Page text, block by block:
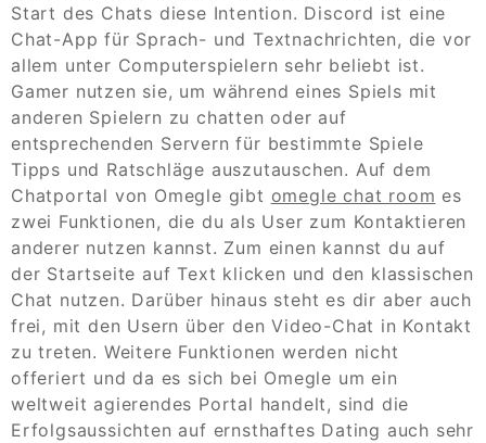
Start des Chats diese Intention. Discord ist eine
Chat-App für Sprach- und Textnachrichten, die vor
allem unter Computerspielern sehr beliebt ist.
Gamer nutzen sie, um während eines Spiels mit
anderen Spielern zu chatten oder auf
entsprechenden Servern für bestimmte Spiele
Tipps und Ratschläge auszutauschen. Auf dem
Chatportal von Omegle gibt omegle chat room es
zwei Funktionen, die du als User zum Kontaktieren
anderer nutzen kannst. Zum einen kannst du auf
der Startseite auf Text klicken und den klassischen
Chat nutzen. Darüber hinaus steht es dir aber auch
frei, mit den Usern über den Video-Chat in Kontakt
zu treten. Weitere Funktionen werden nicht
offeriert und da es sich bei Omegle um ein
weltweit agierendes Portal handelt, sind die
Erfolgsaussichten auf ernsthaftes Dating auch sehr